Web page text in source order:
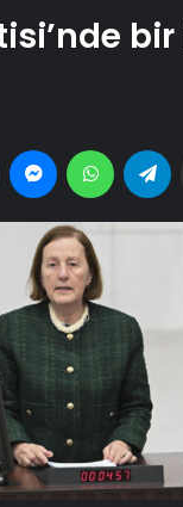
Tumblr MessengerWhatsApp